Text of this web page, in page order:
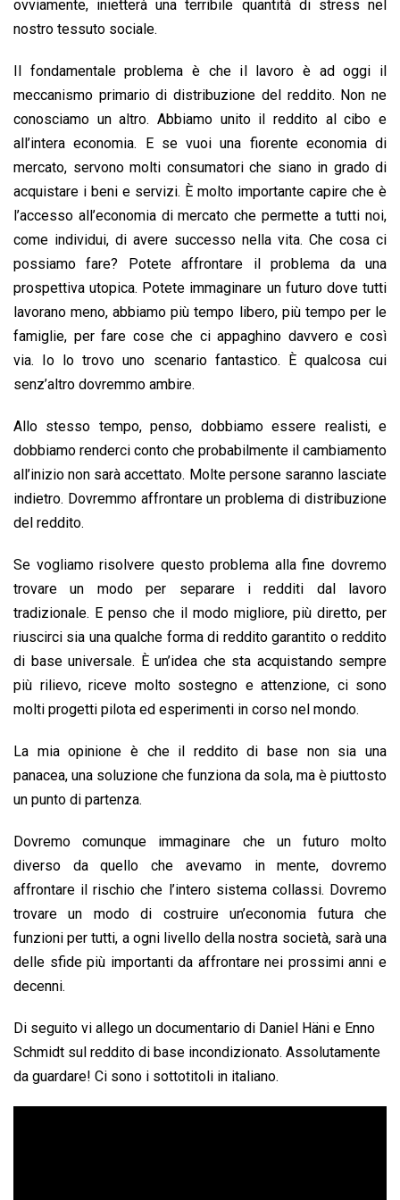
ovviamente, inietterà una terribile quantità di stress nel
nostro tessuto sociale.
Il fondamentale problema è che il lavoro è ad oggi il
meccanismo primario di distribuzione del reddito. Non ne
conosciamo un altro. Abbiamo unito il reddito al cibo e
all’intera economia. E se vuoi una fiorente economia di
mercato, servono molti consumatori che siano in grado di
acquistare i beni e servizi. È molto importante capire che è
l’accesso all’economia di mercato che permette a tutti noi,
come individui, di avere successo nella vita. Che cosa ci
possiamo fare? Potete affrontare il problema da una
prospettiva utopica. Potete immaginare un futuro dove tutti
lavorano meno, abbiamo più tempo libero, più tempo per le
famiglie, per fare cose che ci appaghino davvero e così
via. Io lo trovo uno scenario fantastico. È qualcosa cui
senz’altro dovremmo ambire.
Allo stesso tempo, penso, dobbiamo essere realisti, e
dobbiamo renderci conto che probabilmente il cambiamento
all’inizio non sarà accettato. Molte persone saranno lasciate
indietro. Dovremmo affrontare un problema di distribuzione
del reddito.
Se vogliamo risolvere questo problema alla fine dovremo
trovare un modo per separare i redditi dal lavoro
tradizionale. E penso che il modo migliore, più diretto, per
riuscirci sia una qualche forma di reddito garantito o reddito
di base universale. È un’idea che sta acquistando sempre
più rilievo, riceve molto sostegno e attenzione, ci sono
molti progetti pilota ed esperimenti in corso nel mondo.
La mia opinione è che il reddito di base non sia una
panacea, una soluzione che funziona da sola, ma è piuttosto
un punto di partenza.
Dovremo comunque immaginare che un futuro molto
diverso da quello che avevamo in mente, dovremo
affrontare il rischio che l’intero sistema collassi. Dovremo
trovare un modo di costruire un’economia futura che
funzioni per tutti, a ogni livello della nostra società, sarà una
delle sfide più importanti da affrontare nei prossimi anni e
decenni.
Di seguito vi allego un documentario di Daniel Häni e Enno
Schmidt sul reddito di base incondizionato. Assolutamente
da guardare! Ci sono i sottotitoli in italiano.